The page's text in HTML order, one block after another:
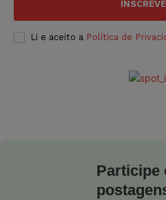
Li e aceito a Política de
Participe